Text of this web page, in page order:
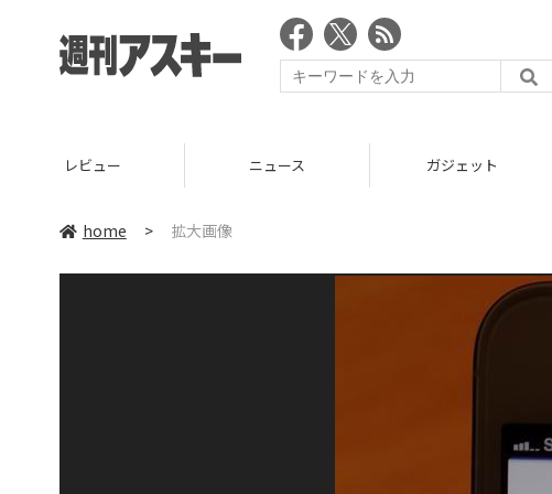
レビュー ニュース ガジェット
home > 拡大画像